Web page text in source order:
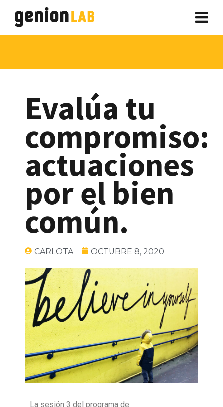
Evalúa tu
compromiso:
actuaciones
por el bien
común.
CARLOTA OCTUBRE 8, 2020
La sesión 3 del programa de